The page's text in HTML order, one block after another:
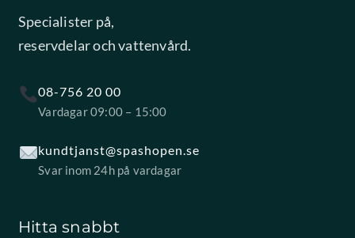
Specialister på,
reservdelar och vattenvård.
08-756 20 00
Vardagar 09:00 – 15:00
kundtjanst@spashopen.se
Svar inom 24h på vardagar
Hitta snabbt